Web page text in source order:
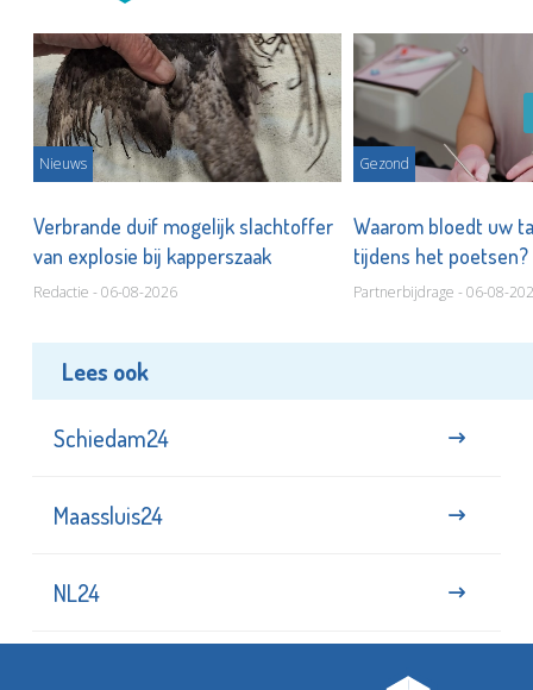
Nieuws
Verbrande duif mogelijk slachtoffer
van explosie bij kapperszaak
Redactie - 06-08-2026
Gezond
Waarom bloedt uw
tijdens het poetsen?
Partnerbijdrage - 06-08-
Lees ook
Schiedam24
Maassluis24
NL24